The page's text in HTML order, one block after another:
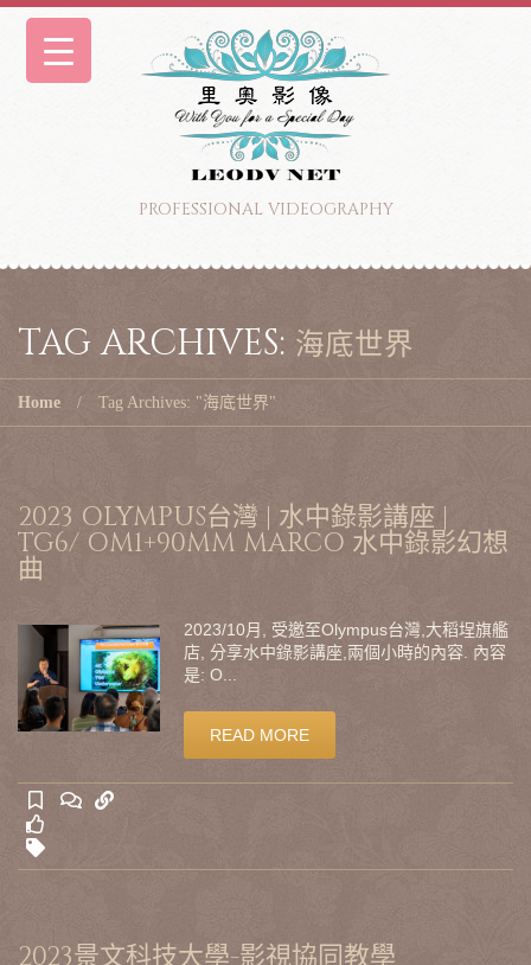
PROFESSIONAL VIDEOGRAPHY
TAG ARCHIVES: 海底世界
Home Tag Archives: "海底世界"
2023 OLYMPUS台灣 | 水中錄影講座 |
TG6/ OM1+90MM MARCO 水中錄影幻想
曲
2023/10月, 受邀至Olympus台灣,大稻埕旗艦
店, 分享水中錄影講座,兩個小時的內容. 內容
是: O...
READ MORE
2023景文科技大學-影視協同教學